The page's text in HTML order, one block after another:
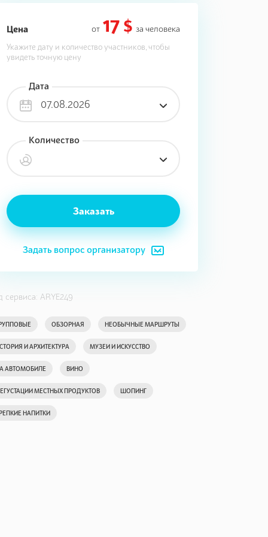
Цена от 17 $ за человека
Укажите дату и количество участников, чтобы
увидеть точную цену
Дата
07.08.2026
Количество
Заказать
Задать вопрос организатору
сервиса: ARYE249
ОБЗОРНАЯ НЕОБЫЧНЫЕ МАРШРУТЫ
И АРХИТЕКТУРА МУЗЕИ И ИСКУССТВО
АВТОМОБИЛЕ ВИНО
МЕСТНЫХ ПРОДУКТОВ ШОПИНГ
НАПИТКИ